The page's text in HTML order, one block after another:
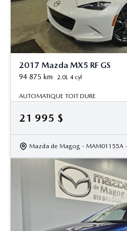
2017 Mazda MX5 RF GS
94 875 km 2.0L 4 cyl
AUTOMATIQUE TOIT DURE
21 995 $
Mazda de Magog - MAM01155A